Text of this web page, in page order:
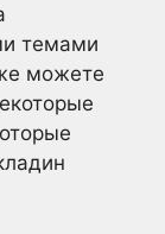
темами
можете